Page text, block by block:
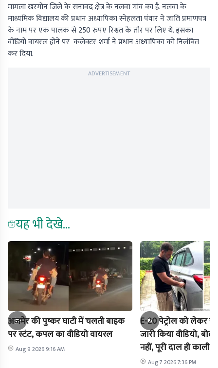
मामला खरगोन जिले के सनावद क्षेत्र के नलवा गांव का है. नलवा के
माध्यमिक विद्यालय की प्रधान अध्यापिका स्नेहलता पंवार ने जाति प्रमाणपत्र
के नाम पर एक पालक से 250 रुपए रिश्वत के तौर पर लिए थे. इसका
वीडियो वायरल होने पर कलेक्टर शर्मा ने प्रधान अध्यापिका को निलंबित
कर दिया.
ADVERTISEMENT
यह भी देखे...
अजमेर की पुष्कर घाटी में चलती बाइक
पर स्टंट, कपल का वीडियो वायरल
Aug 9 2026 9:16 AM
E-20 पेट्रोल को लेकर
जारी किया वीडियो,
नहीं, पूरी दाल ही काली है
Aug 7 2026 7:36 PM